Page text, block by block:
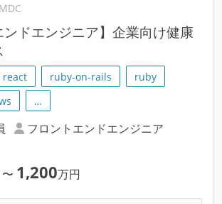
ンドエンジニア】企業向け健康
react ruby-on-rails
ruby
…
フロントエンドエンジニア
〜 1,200万円